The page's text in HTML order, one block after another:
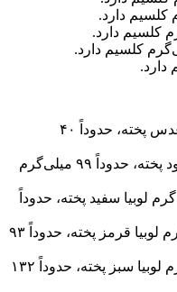
در ۸۰ گرم عدس خام و در ۲۰۰ گرم عدس پخته، حدوداً ۴۰
در ۸۰ گرم نخود خام و در ۲۰۰ گرم نخود پخته، حدوداً ۹۹ میلی‌گرم
در ۸۰ گرم لوبیای سفید خام و در ۲۰۰ گرم لوبیا سفید پخته، حدوداً
در ۸۰ گرم لوبیا قرمز خام و در ۲۰۰ گرم لوبیا قرمز پخته، حدوداً ۹۳
در ۹۰۰ گرم لوبیا سبز پخته- در ۹۰۰ گرم لوبیا سبز پخته، حدوداً ۱۳۲